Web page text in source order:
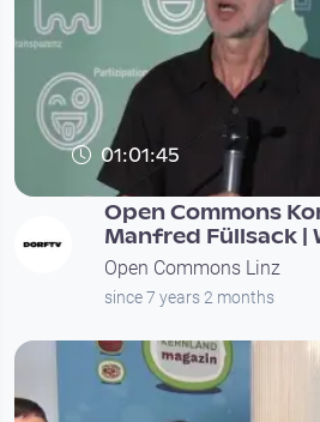
01:01:45
Open Commons
Manfred Füllsack |
Open Commons Linz
since 7 years 2 months